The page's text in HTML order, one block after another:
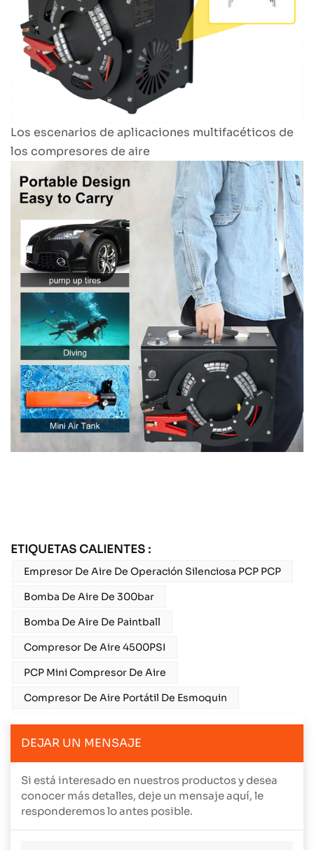
Los escenarios de aplicaciones multifacéticos de
los compresores de aire
ETIQUETAS CALIENTES :
Empresor De Aire De Operación Silenciosa PCP PCP
Bomba De Aire De 300bar
Bomba De Aire De Paintball
Compresor De Aire 4500PSI
PCP Mini Compresor De Aire
Compresor De Aire Portátil De Esmoquin
DEJAR UN MENSAJE
Si está interesado en nuestros productos y desea
conocer más detalles, deje un mensaje aquí, le
responderemos lo antes posible.